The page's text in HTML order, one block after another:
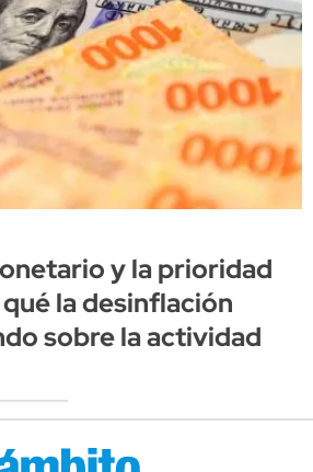
y la prioridad
la desinflación
sobre la actividad